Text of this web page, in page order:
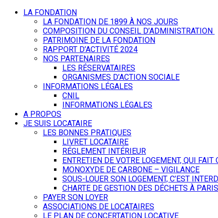
LA FONDATION
LA FONDATION DE 1899 À NOS JOURS
COMPOSITION DU CONSEIL D’ADMINISTRATION
PATRIMOINE DE LA FONDATION
RAPPORT D’ACTIVITÉ 2024
NOS PARTENAIRES
LES RÉSERVATAIRES
ORGANISMES D’ACTION SOCIALE
INFORMATIONS LÉGALES
CNIL
INFORMATIONS LÉGALES
A PROPOS
JE SUIS LOCATAIRE
LES BONNES PRATIQUES
LIVRET LOCATAIRE
RÉGLEMENT INTÉRIEUR
ENTRETIEN DE VOTRE LOGEMENT, QUI FAIT
MONOXYDE DE CARBONE – VIGILANCE
SOUS-LOUER SON LOGEMENT, C’EST
CHARTE DE GESTION DES DÉCHETS À PARIS
PAYER SON LOYER
ASSOCIATIONS DE LOCATAIRES
LE PLAN DE CONCERTATION LOCATIVE